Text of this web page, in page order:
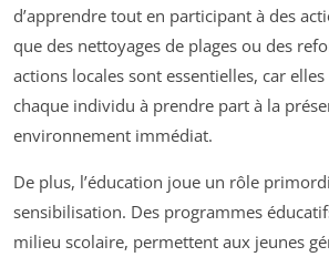
d’apprendre tout en participant à des
que des nettoyages de plages ou des
actions locales sont essentielles, car
chaque individu à prendre part à la
environnement immédiat.
De plus, l’éducation joue un rôle
sensibilisation. Des programmes
milieu scolaire, permettent aux jeunes